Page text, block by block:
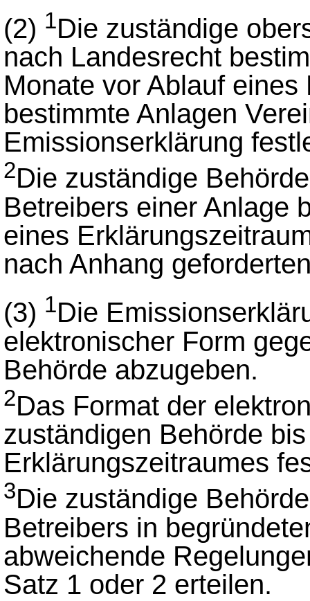
(2) 1Die zuständige
nach Landesrecht
Monate vor Ablauf
bestimmte Anlagen
Emissionserklärung
2Die zuständige
Betreibers einer Anlage
eines
nach Anhang
(3) 1Die
elektronischer Form
Behörde abzugeben.
2Das Format der
zuständigen Behörde
Erklärungszeitraumes
3Die zuständige
Betreibers in
abweichende
Satz 1 oder 2 erteilen.